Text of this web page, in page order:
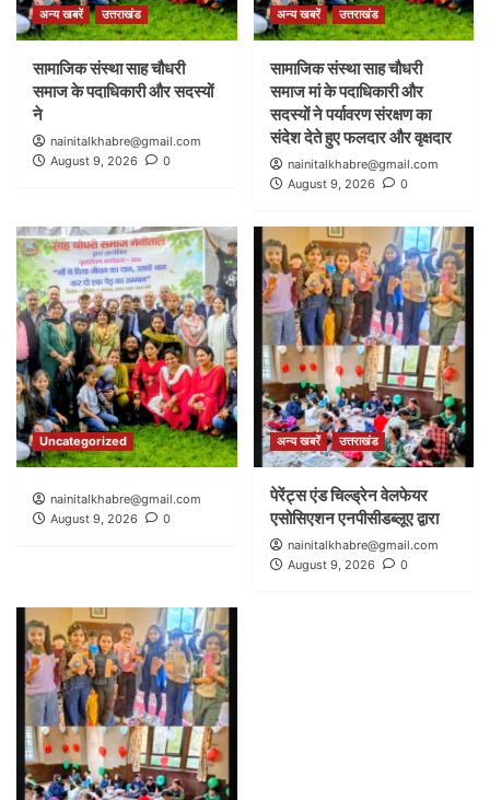
अन्य खबरें उत्तराखंड
सामाजिक संस्था साह चौधरी
समाज के पदाधिकारी और सदस्यों
ने
nainitalkhabre@gmail.com
August 9, 2026
0
अन्य खबरें उत्तराखंड
सामाजिक संस्था साह चौधरी
समाज मां के पदाधिकारी और
सदस्यों ने पर्यावरण संरक्षण का
संदेश देते हुए फलदार और वृक्षदार
nainitalkhabre@gmail.com
August 9, 2026
0
Uncategorized
nainitalkhabre@gmail.com
August 9, 2026
0
अन्य खबरें उत्तराखंड
पेरेंट्स एंड चिल्ड्रेन वेलफेयर
एसोसिएशन एनपीसीडब्लूए द्वारा
nainitalkhabre@gmail.com
August 9, 2026
0